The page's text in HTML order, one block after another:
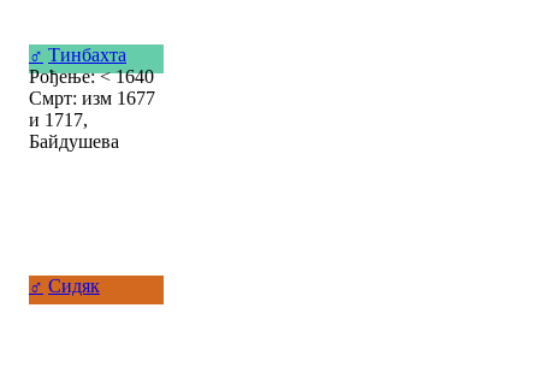
♂ Тинбахта
Рођење: < 1640
Смрт: изм 1677
и 1717,
Байдушева
♂ Сидяк